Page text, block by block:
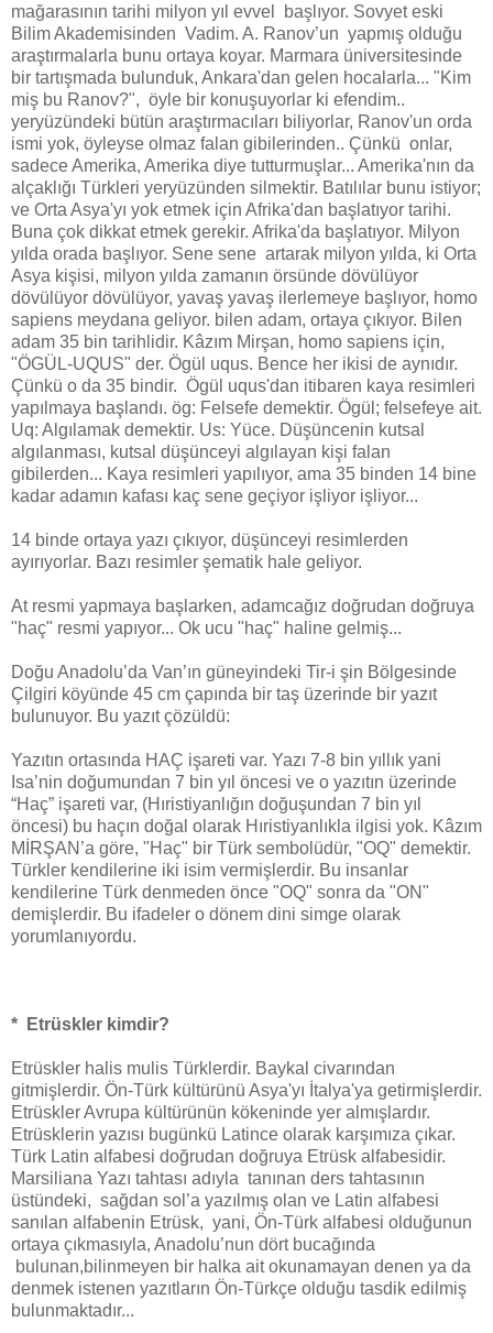
mağarasının tarihi milyon yıl evvel başlıyor. Sovyet eski
Bilim Akademisinden Vadim. A. Ranov’un yapmış olduğu
araştırmalarla bunu ortaya koyar. Marmara üniversitesinde
bir tartışmada bulunduk, Ankara'dan gelen hocalarla... "Kim
miş bu Ranov?", öyle bir konuşuyorlar ki efendim..
yeryüzündeki bütün araştırmacıları biliyorlar, Ranov'un orda
ismi yok, öyleyse olmaz falan gibilerinden.. Çünkü onlar,
sadece Amerika, Amerika diye tutturmuşlar... Amerika'nın da
alçaklığı Türkleri yeryüzünden silmektir. Batılılar bunu istiyor;
ve Orta Asya'yı yok etmek için Afrika'dan başlatıyor tarihi.
Buna çok dikkat etmek gerekir. Afrika'da başlatıyor. Milyon
yılda orada başlıyor. Sene sene artarak milyon yılda, ki Orta
Asya kişisi, milyon yılda zamanın örsünde dövülüyor
dövülüyor dövülüyor, yavaş yavaş ilerlemeye başlıyor, homo
sapiens meydana geliyor. bilen adam, ortaya çıkıyor. Bilen
adam 35 bin tarihlidir. Kâzım Mirşan, homo sapiens için,
"ÖGÜL-UQUS" der. Ögül uqus. Bence her ikisi de aynıdır.
Çünkü o da 35 bindir. Ögül uqus'dan itibaren kaya resimleri
yapılmaya başlandı. ög: Felsefe demektir. Ögül; felsefeye ait.
Uq: Algılamak demektir. Us: Yüce. Düşüncenin kutsal
algılanması, kutsal düşünceyi algılayan kişi falan
gibilerden... Kaya resimleri yapılıyor, ama 35 binden 14 bine
kadar adamın kafası kaç sene geçiyor işliyor işliyor...
14 binde ortaya yazı çıkıyor, düşünceyi resimlerden
ayırıyorlar. Bazı resimler şematik hale geliyor.
At resmi yapmaya başlarken, adamcağız doğrudan doğruya
"haç" resmi yapıyor... Ok ucu "haç" haline gelmiş...
Doğu Anadolu’da Van’ın güneyindeki Tir-i şin Bölgesinde
Çilgiri köyünde 45 cm çapında bir taş üzerinde bir yazıt
bulunuyor. Bu yazıt çözüldü:
Yazıtın ortasında HAÇ işareti var. Yazı 7-8 bin yıllık yani
Isa’nin doğumundan 7 bin yıl öncesi ve o yazıtın üzerinde
“Haç” işareti var, (Hıristiyanlığın doğuşundan 7 bin yıl
öncesi) bu haçın doğal olarak Hıristiyanlıkla ilgisi yok. Kâzım
MİRŞAN’a göre, "Haç" bir Türk sembolüdür, "OQ" demektir.
Türkler kendilerine iki isim vermişlerdir. Bu insanlar
kendilerine Türk denmeden önce "OQ" sonra da "ON"
demişlerdir. Bu ifadeler o dönem dini simge olarak
yorumlanıyordu.
* Etrüskler kimdir?
Etrüskler halis mulis Türklerdir. Baykal civarından
gitmişlerdir. Ön-Türk kültürünü Asya'yı İtalya'ya getirmişlerdir.
Etrüskler Avrupa kültürünün kökeninde yer almışlardır.
Etrüsklerin yazısı bugünkü Latince olarak karşımıza çıkar.
Türk Latin alfabesi doğrudan doğruya Etrüsk alfabesidir.
Marsiliana Yazı tahtası adıyla tanınan ders tahtasının
üstündeki, sağdan sol’a yazılmış olan ve Latin alfabesi
sanılan alfabenin Etrüsk, yani, Ön-Türk alfabesi olduğunun
ortaya çıkmasıyla, Anadolu’nun dört bucağında
bulunan,bilinmeyen bir halka ait okunamayan denen ya da
denmek istenen yazıtların Ön-Türkçe olduğu tasdik edilmiş
bulunmaktadır...